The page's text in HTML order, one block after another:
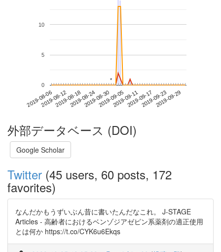
2019-08-062019-08-122019-08-182019-08-242019-08-302019-09-052019-09-112019-09-172019-09-232019-09-29
0
5
10
**
外部データベース (DOI)
Google Scholar
Twitter (45 users, 60 posts, 172
favorites)
なんだかもうずいぶん昔に書いたんだなこれ。 J-STAGE
Articles - 高齢者におけるベンゾジアゼピン系薬剤の適正使用
とは何か https://t.co/CYK6u6Ekqs